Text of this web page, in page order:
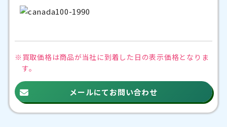
※買取価格は商品が当社に到着した日の表示価格となりま
す。
メールにてお問い合わせ